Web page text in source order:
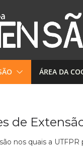
ÁREA DA
de
nos quais a UTFPR